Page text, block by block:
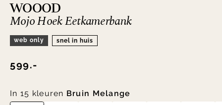
WOOOD
Mojo Hoek Eetkamerbank
web only snel in huis
599.-
In 15 kleuren Bruin Melange